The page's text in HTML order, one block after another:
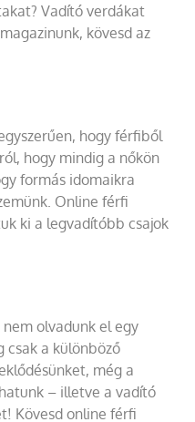
Vadító verdákat
kövesd az
hogy férfiből
hogy mindig a nőkön
formás idomaikra
Online férfi
ki a legvadítóbb csajok
olvadunk el egy
csak a különböző
még a
– illetve a vadító
Kövesd online férfi